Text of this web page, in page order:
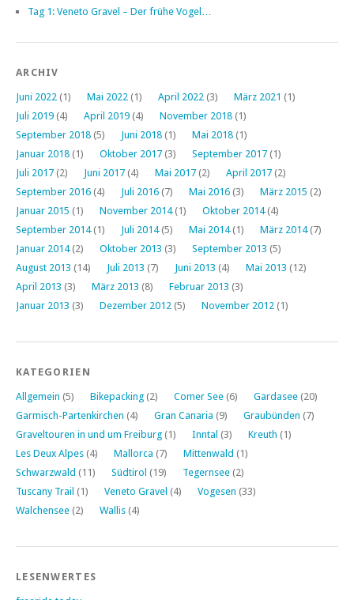
Tag 1: Veneto Gravel – Der frühe Vogel…
ARCHIV
Juni 2022 (1) Mai 2022 (1) April 2022 (3) März 2021 (1)
Juli 2019 (4) April 2019 (4) November 2018 (1)
September 2018 (5) Juni 2018 (1) Mai 2018 (1)
Januar 2018 (1) Oktober 2017 (3) September 2017 (1)
Juli 2017 (2) Juni 2017 (4) Mai 2017 (2) April 2017 (2)
September 2016 (4) Juli 2016 (7) Mai 2016 (3) März 2015 (2)
Januar 2015 (1) November 2014(1) Oktober 2014(4)
September 2014(1) Juli 2014(5) Mai 2014(1) März 2014(7)
Januar 2014(2) Oktober 2013 (3) September 2013 (5)
August 2013 (14) Juli 2013 (7) Juni 2013 (4) Mai 2013 (12)
April 2013 (3) März 2013 (8) Februar 2013 (3)
Januar 2013 (3) Dezember 2012 (5) November 2012 (1)
KATEGORIEN
Allgemein (5) Bikepacking (2) Comer See (6) Gardasee (20)
Garmisch-Partenkirchen (4) Gran Canaria (9) Graubünden (7)
Graveltouren in und um Freiburg (1) Inntal (3) Kreuth (1)
Les Deux Alpes (4) Mallorca (7) Mittenwald (1)
Schwarzwald (11) Südtirol (19) Tegernsee (2)
Tuscany Trail (1) Veneto Gravel (4) Vogesen (33)
Walchensee (2) Wallis (4)
LESENWERTES